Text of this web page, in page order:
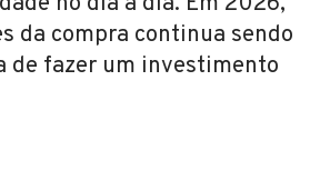
da compra continua sendo
de fazer um investimento